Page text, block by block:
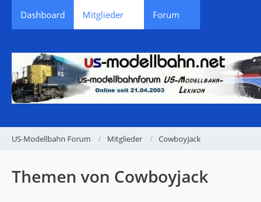
Dashboard Mitglieder Forum
US-Modellbahn Forum Mitglieder Cowboyjack
Themen von Cowboyjack